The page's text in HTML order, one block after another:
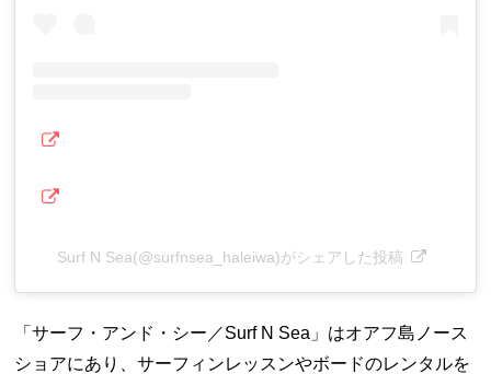
Surf N Sea(@surfnsea_haleiwa)がシェアした投稿
「サーフ・アンド・シー／Surf N Sea」はオアフ島ノース
ショアにあり、サーフィンレッスンやボードのレンタルを